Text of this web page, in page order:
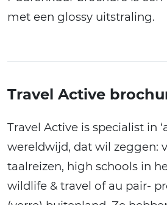
met een glossy uitstraling.
Travel Active
Travel Active is specialist in
wereldwijd, dat wil zeggen:
taalreizen, high schools in
wildlife & travel of au pair-